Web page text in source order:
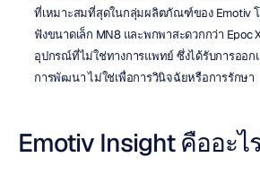
ที่เหมาะสมที่สุดในกลุ่มผลิตภัณฑ์ของ Emotiv
ฟังขนาดเล็ก MN8 และพกพาสะดวกกว่า Epoc
อุปกรณ์ที่ไม่ใช่ทางการแพทย์ ซึ่งได้รับการออก
การพัฒนา ไม่ใช่เพื่อการวินิจฉัยหรือการรักษา
Emotiv Insight คืออะไ